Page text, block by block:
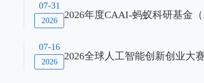
07-31
2026
2026年度CAAI-蚂蚁科研基金
07-16
2026
2026全球人工智能创新创业大